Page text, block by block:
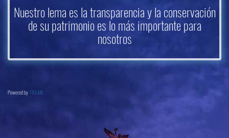
Nuestro lema es la transparencia y la conservación
de su patrimonio es lo más importante para
nosotros
Powered by 789.MX